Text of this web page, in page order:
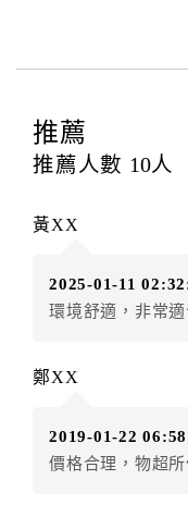
四、訂單異動
提出申辦不得異動訂
每筆訂單異動限定
辦理取消退款。
房者應補足差額。（
房者不得要求退其
額2個月
．訂房者使用「保
店客滿，敬請及早
推薦
推薦人數 10人
黃XX
2025-01-11
環境舒適，非常
鄭XX
2019-01-22
價格合理，物超